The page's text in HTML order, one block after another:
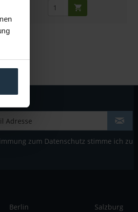
zum Datenschutz stimme ich zu
Berlin
Salzburg